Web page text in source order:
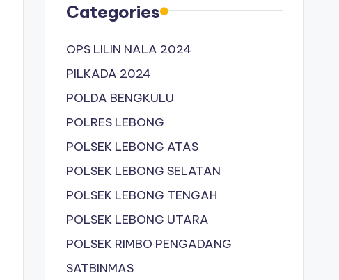
Categories
OPS LILIN NALA 2024
PILKADA 2024
POLDA BENGKULU
POLRES LEBONG
POLSEK LEBONG ATAS
POLSEK LEBONG SELATAN
POLSEK LEBONG TENGAH
POLSEK LEBONG UTARA
POLSEK RIMBO PENGADANG
SATBINMAS